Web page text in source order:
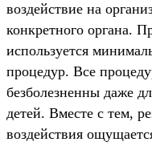
воздействие на
конкретного органа.
используется
процедур. Все
безболезненны даже
детей. Вместе с тем,
воздействия